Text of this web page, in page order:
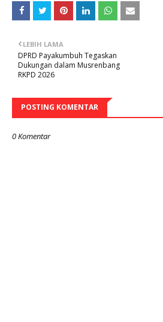
LEBIH LAMA
DPRD Payakumbuh Tegaskan
Dukungan dalam Musrenbang
RKPD 2026
POSTING KOMENTAR
0 Komentar